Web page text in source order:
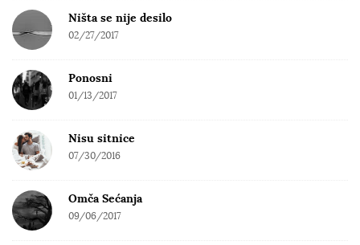
Ništa se nije desilo
02/27/2017
Ponosni
01/13/2017
Nisu sitnice
07/30/2016
Omča Sećanja
09/06/2017